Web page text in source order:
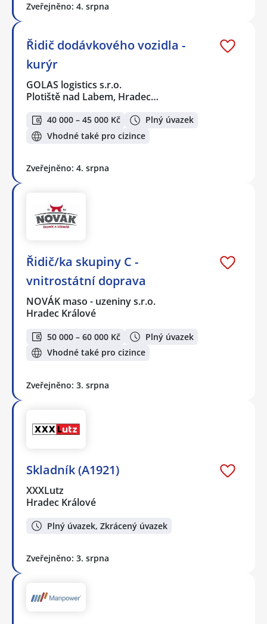
Zveřejněno: 4. srpna
Řidič dodávkového vozidla -
kurýr
GOLAS logistics s.r.o.
Plotiště nad Labem, Hradec…
40 000 – 45 000 Kč
Plný úvazek
Vhodné také pro cizince
Zveřejněno: 4. srpna
Řidič/ka skupiny C -
vnitrostátní doprava
NOVÁK maso - uzeniny s.r.o.
Hradec Králové
50 000 – 60 000 Kč
Plný úvazek
Vhodné také pro cizince
Zveřejněno: 3. srpna
Skladník (A1921)
XXXLutz
Hradec Králové
Plný úvazek, Zkrácený úvazek
Zveřejněno: 3. srpna